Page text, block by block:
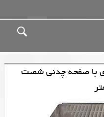
با صفحه چدنی شصت